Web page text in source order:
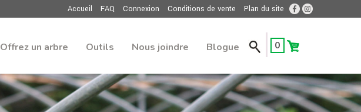
Accueil FAQ Connexion Conditions de vente Plan du site
Offrez un arbre Outils Nous joindre Blogue 0